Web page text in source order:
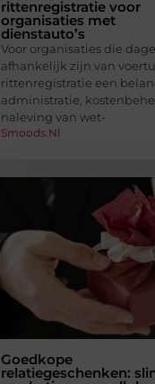
rittenregistratie voor
organisaties met
dienstauto’s
Voor organisaties die
afhankelijk zijn van
rittenregistratie een
administratie,
naleving van wet-
Smoods.nl
Goedkope
relatiegeschenken: